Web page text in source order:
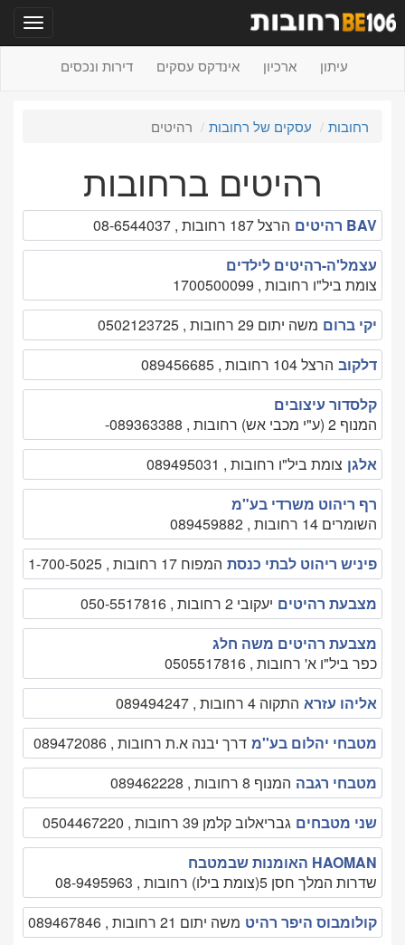
עיתון ארכיון אינדקס עסקים דירות ונכסים
רחובות עסקים של רחובות רהיטים
רהיטים ברחובות
BAV רהיטים
הרצל 187 רחובות , 08-6544037
עצמל'ה-רהיטים לילדים
צומת ביל"ו רחובות , 1700500099
יקי ברום משה יתום 29 רחובות , 0502123725
דלקוב הרצל 104 רחובות , 089456685
קלסדור עיצובים
המנוף 2 (ע"י מכבי אש) רחובות , 089363388-
אלגן צומת ביל"ו רחובות , 089495031
רף ריהוט משרדי בע"מ
השומרים 14 רחובות , 089459882
פיניש ריהוט לבתי כנסת המפוח 17 רחובות , 1-700-5025
מצבעת רהיטים יעקובי 2 רחובות , 050-5517816
מצבעת רהיטים משה חלג
כפר ביל"ו א' רחובות , 0505517816
אליהו עזרא התקוה 4 רחובות , 089494247
מטבחי יהלום בע''מ דרך יבנה א.ת רחובות , 089472086
מטבחי רגבה המנוף 8 רחובות , 089462228
שני מטבחים גבריאלוב קלמן 39 רחובות , 0504467220
HAOMAN האומנות שבמטבח
שדרות המלך חסן 5(צומת בילו) רחובות , 08-9495963
קולומבוס היפר רהיט משה יתום 21 רחובות , 089467846